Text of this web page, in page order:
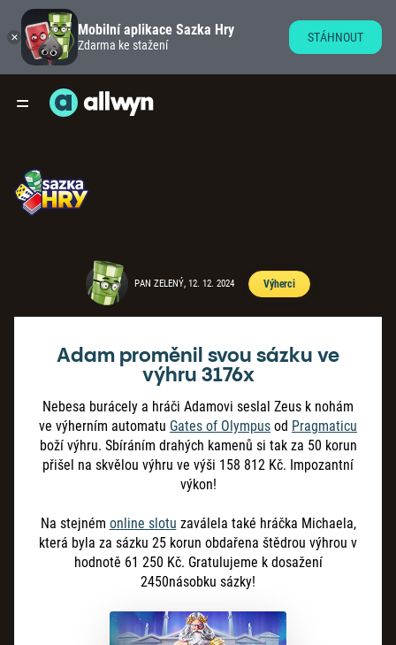
PAN ZELENÝ, 12. 12. 2024 Výherci
Adam proměnil svou sázku ve
výhru 3176x
Nebesa burácely a hráči Adamovi seslal Zeus k nohám
ve výherním automatu Gates of Olympus od Pragmaticu
boží výhru. Sbíráním drahých kamenů si tak za 50 korun
přišel na skvělou výhru ve výši 158 812 Kč. Impozantní
výkon!
Na stejném online slotu zaválela také hráčka Michaela,
která byla za sázku 25 korun obdařena štědrou výhrou v
hodnotě 61 250 Kč. Gratulujeme k dosažení
2450násobku sázky!
Mobilní aplikace Sazka Hry
Zdarma ke stažení
STÁHNOUT